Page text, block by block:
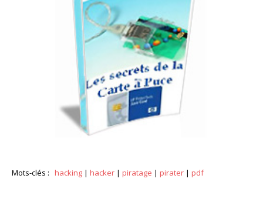
Mots-clés : hacking | hacker | piratage | pirater | pdf